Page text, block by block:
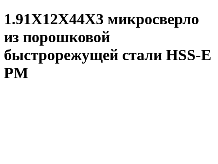
1.91X12X44X3 микросверло
из порошковой
быстрорежущей стали HSS-E
PM